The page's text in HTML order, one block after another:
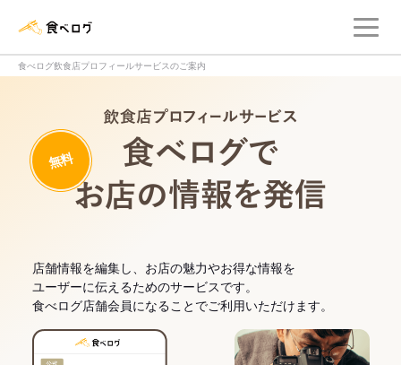
食べログ飲食店プロフィールサービスのご案内
無料
店舗情報を編集し、お店の魅力やお得な情報を
ユーザーに伝えるためのサービスです。
食べログ店舗会員になることでご利用いただけます。